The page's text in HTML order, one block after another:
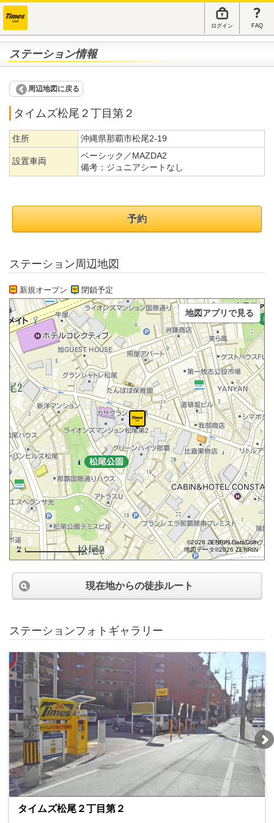
ログイン FAQ
ステーション情報
周辺地図に戻る
タイムズ松尾２丁目第２
住所 沖縄県那覇市松尾2-19
設置車両
ベーシック／MAZDA2
備考： ジュニアシートなし
予約
ステーション周辺地図
新規オープン 閉鎖予定
100m
©2026 ZENRIN DataCom
地図データ©2026 ZENRIN
地図アプリで見る
現在地からの徒歩ルート
ステーションフォトギャラリー
タイムズ松尾２丁目第２